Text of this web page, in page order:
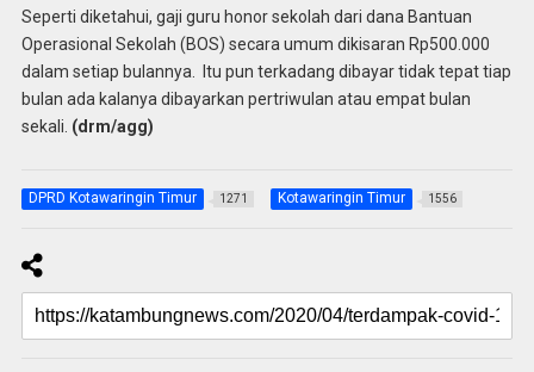
Seperti diketahui, gaji guru honor sekolah dari dana Bantuan
Operasional Sekolah (BOS) secara umum dikisaran Rp500.000
dalam setiap bulannya. Itu pun terkadang dibayar tidak tepat tiap
bulan ada kalanya dibayarkan pertriwulan atau empat bulan
sekali. (drm/agg)
DPRD Kotawaringin Timur 1271 Kotawaringin Timur 1556